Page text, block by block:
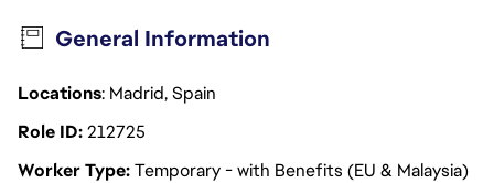
General Information
Locations: Madrid, Spain
Role ID212725
Worker TypeTemporary - with Benefits (EU & Malaysia)